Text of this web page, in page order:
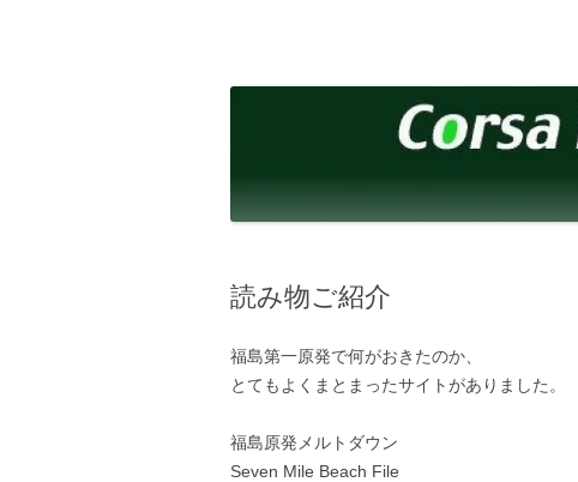
へ
読み物ご紹介
福島第一原発で何がおきたのか、
とてもよくまとまったサイトがありました。
福島原発メルトダウン
Seven Mile Beach File